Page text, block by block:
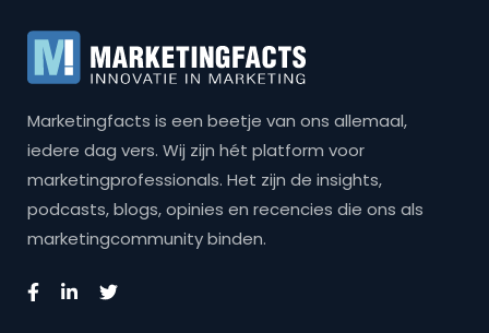
Marketingfacts is een beetje van ons allemaal,
iedere dag vers. Wij zijn hét platform voor
marketingprofessionals. Het zijn de insights,
podcasts, blogs, opinies en recencies die ons als
marketingcommunity binden.